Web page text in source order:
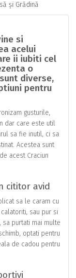
și Grădină
si
acelui
ii iubiti cel
o
diverse,
pentru
gusturile,
dar care este util
sa fie inutil, ci sa
Acestea sunt
acest Craciun
cititor avid
sa le caram cu
sau pur si
purtati mai multe
optati pentru
de cadou pentru